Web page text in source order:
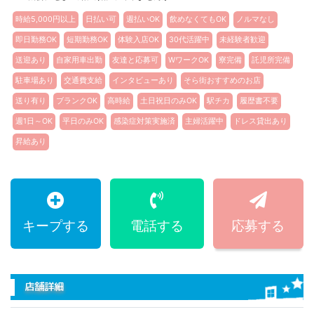
時給5,000円以上 日払い可 週払いOK 飲めなくてもOK ノルマなし
即日勤務OK 短期勤務OK 体験入店OK 30代活躍中 未経験者歓迎
送迎あり 自家用車出勤 友達と応募可 WワークOK 寮完備 託児所完備
駐車場あり 交通費支給 インタビューあり そら街おすすめのお店
送り有り ブランクOK 高時給 土日祝日のみOK 駅チカ 履歴書不要
週1日～OK 平日のみOK 感染症対策実施済 主婦活躍中 ドレス貸出あり
昇給あり
キープする 電話する 応募する
店舗詳細